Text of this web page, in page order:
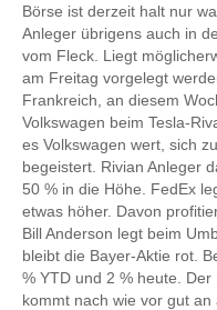
Börse ist derzeit halt nur
Anleger übrigens auch in
vom Fleck. Liegt
am Freitag vorgelegt
Frankreich, an diesem
Volkswagen beim Tesla-
es Volkswagen wert, sich
begeistert. Rivian Anleger
50 % in die Höhe. FedEx
etwas höher. Davon
Bill Anderson legt beim
bleibt die Bayer-Aktie rot.
% YTD und 2 % heute.
kommt nach wie vor gut